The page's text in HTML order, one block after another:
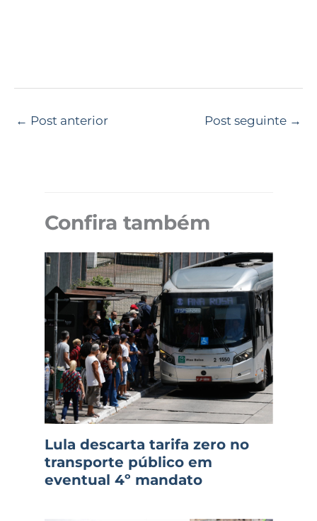
← Post anterior Post seguinte →
Confira também
Lula descarta tarifa zero no
transporte público em
eventual 4º mandato